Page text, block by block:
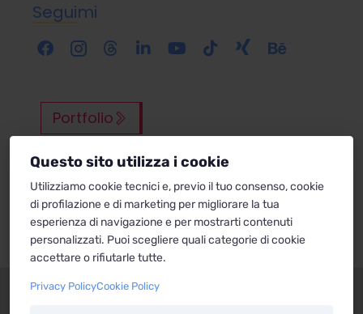
Seguimi
Portfolio
Blog
Questo sito utilizza i cookie
Utilizziamo cookie tecnici e, previo il tuo consenso, cookie
di profilazione e di marketing per migliorare la tua
esperienza di navigazione e per mostrarti contenuti
personalizzati. Puoi scegliere quali categorie di cookie
accettare o rifiutarle tutte.
Privacy PolicyCookie Policy
Meno saturazione Nascondi immagini
Cursore grande
Ferma animazioni